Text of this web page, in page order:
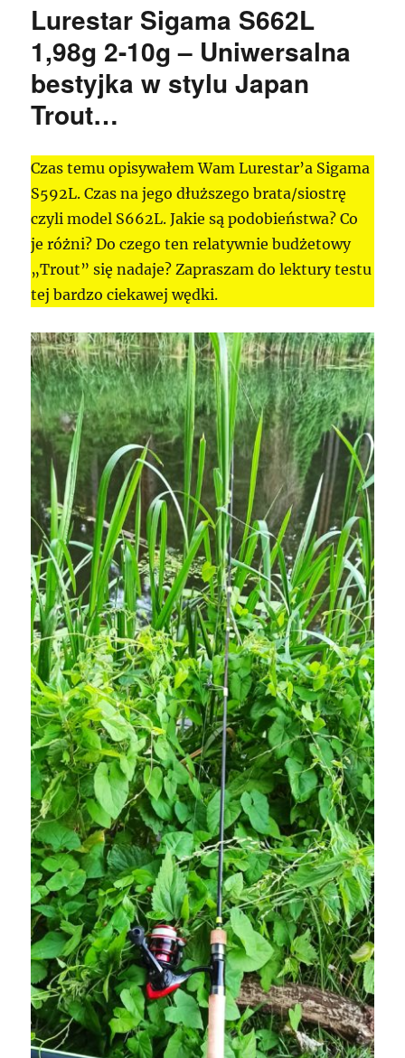
1,98m
12g
–
Ostry
Lurestar Sigama S662L
1,98g 2-10g – Uniwersalna
bestyjka w stylu Japan
Trout…
Czas temu opisywałem Wam Lurestar’a Sigama
S592L. Czas na jego dłuższego brata/siostrę
czyli model S662L. Jakie są podobieństwa? Co
je różni? Do czego ten relatywnie budżetowy
„Trout” się nadaje? Zapraszam do lektury testu
tej bardzo ciekawej wędki.